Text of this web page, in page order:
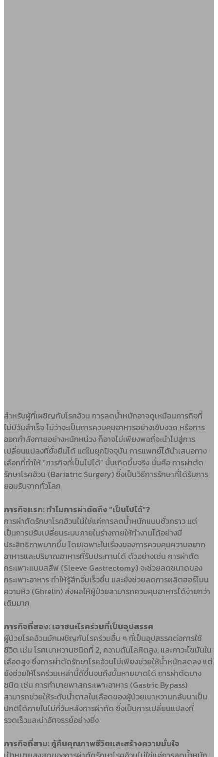
สำหรับผู้ที่เผชิญกับโรคอ้วน การลดน้ำหนักอาจดูเหมือนภารกิจที่
ไม่มีวันสำเร็จ ไม่ว่าจะเป็นการควบคุมอาหารอย่างเข้มงวด หรือการ
ออกกำลังกายอย่างหนักหน่วง ก็อาจไม่เพียงพอที่จะนำไปสู่การ
เปลี่ยนแปลงที่ยั่งยืนได้ แต่ในยุคปัจจุบัน การแพทย์ได้นำเสนอทาง
เลือกที่ทำให้ “ภารกิจที่เป็นไปได้” นั้นเกิดขึ้นจริง นั่นคือ การผ่าตัด
รักษาโรคอ้วน (Bariatric Surgery) ซึ่งเป็นวิธีการรักษาที่ได้รับการ
ยอมรับจากทั่วโลก
ภารกิจแรก: ทำไมการผ่าตัดถึง “เป็นไปได้”?
การผ่าตัดรักษาโรคอ้วนไม่ใช่แค่การลดน้ำหนักแบบชั่วคราว แต่
เป็นการปรับเปลี่ยนระบบภายในร่างกายให้ทำงานได้อย่างมี
ประสิทธิภาพมากขึ้น โดยเฉพาะในเรื่องของการควบคุมความอยาก
อาหารและปริมาณอาหารที่รับประทานได้ ตัวอย่างเช่น การผ่าตัด
กระเพาะแบบสลีฟ (Sleeve Gastrectomy) จะช่วยลดขนาดของ
กระเพาะอาหาร ทำให้รู้สึกอิ่มเร็วขึ้น และยังช่วยลดการผลิตฮอร์โมน
ความหิว (Ghrelin) ส่งผลให้ผู้ป่วยสามารถควบคุมอาหารได้ง่ายกว่า
เดิมมาก
ภารกิจที่สอง: เอาชนะโรคร่วมที่เป็นอุปสรรค
ผู้ป่วยโรคอ้วนมักเผชิญกับโรคร่วมอื่น ๆ ที่เป็นอุปสรรคต่อการใช้
ชีวิต เช่น โรคเบาหวานชนิดที่ 2, ความดันโลหิตสูง, และภาวะไขมันใน
เลือดสูง ซึ่งการผ่าตัดรักษาโรคอ้วนไม่เพียงช่วยให้น้ำหนักลดลง แต่
ยังช่วยให้โรคร่วมเหล่านี้ดีขึ้นจนถึงขั้นหายขาดได้ การผ่าตัดบาง
ชนิด เช่น การทำบายพาสกระเพาะอาหาร (Gastric Bypass)
สามารถช่วยให้ระดับน้ำตาลในเลือดของผู้ป่วยเบาหวานกลับมาเป็น
ปกติได้ภายในไม่กี่วันหลังการผ่าตัด ซึ่งเป็นการเปลี่ยนแปลงที่
รวดเร็วและน่าอัศจรรย์อย่างยิ่ง
ภารกิจที่สาม: กู้คืนคุณภาพชีวิตและสร้างความมั่นใจ